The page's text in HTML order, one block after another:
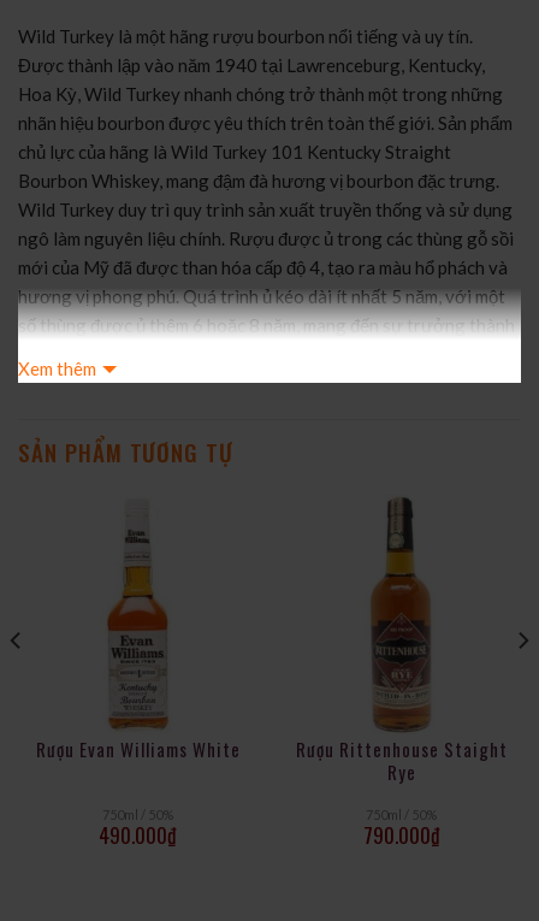
Wild Turkey là một hãng rượu bourbon nổi tiếng và uy tín.
Được thành lập vào năm 1940 tại Lawrenceburg, Kentucky,
Hoa Kỳ, Wild Turkey nhanh chóng trở thành một trong những
nhãn hiệu bourbon được yêu thích trên toàn thế giới. Sản phẩm
chủ lực của hãng là Wild Turkey 101 Kentucky Straight
Bourbon Whiskey, mang đậm đà hương vị bourbon đặc trưng.
Wild Turkey duy trì quy trình sản xuất truyền thống và sử dụng
ngô làm nguyên liệu chính. Rượu được ủ trong các thùng gỗ sồi
mới của Mỹ đã được than hóa cấp độ 4, tạo ra màu hổ phách và
hương vị phong phú. Quá trình ủ kéo dài ít nhất 5 năm, với một
số thùng được ủ thêm 6 hoặc 8 năm, mang đến sự trưởng thành
Wild Turkey 101 đáp ứng tiêu chuẩn của bourbon whiskey, với
Điều này đảm bảo một hương vị tự nhiên và chất lượng cao cho
sản phẩm. Với độ cồn 50,5% ABV (101 proof), Wild Turkey 101
mang đến sự mạnh mẽ và tinh tế. Hương thơm kết hợp vani, cam
quýt, gia vị và gỗ sồi, tạo nên sự cân đối độc đáo.
Wild Turkey 101 là lựa chọn tuyệt vời để thưởng thức trực
tiếp, trên đá hoặc trong các cocktail bourbon. Với sức mạnh và
hương vị phong phú, nó làm hài lòng cả những người yêu thích
bourbon truyền thống và những người muốn khám phá một trải
nghiệm bourbon đặc biệt.
Xem thêm
SẢN PHẨM TƯƠNG TỰ
Rượu Evan Williams White
750ml / 50%
490.000₫
Rượu Rittenhouse Staight
Rye
750ml / 50%
790.000₫